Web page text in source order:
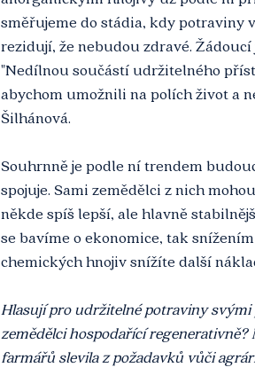
směřujeme do stádia, kdy potraviny
rezidují, že nebudou zdravé.
"Nedílnou součástí udržitelného
abychom umožnili na polích život a
Šilhánová.
Souhrnně je podle ní trendem
spojuje. Sami zemědělci z nich
někde spíš lepší, ale hlavně
se bavíme o ekonomice, tak
chemických hnojiv snížíte další
Hlasují pro udržitelné potraviny svými
zemědělci hospodařící
farmářů slevila z požadavků vůči